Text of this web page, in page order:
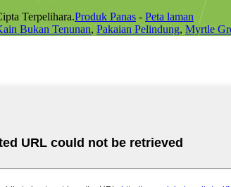
Terpelihara.Produk Panas - Peta laman
Bukan Tenunan, Pakaian Pelindung, Myrtle